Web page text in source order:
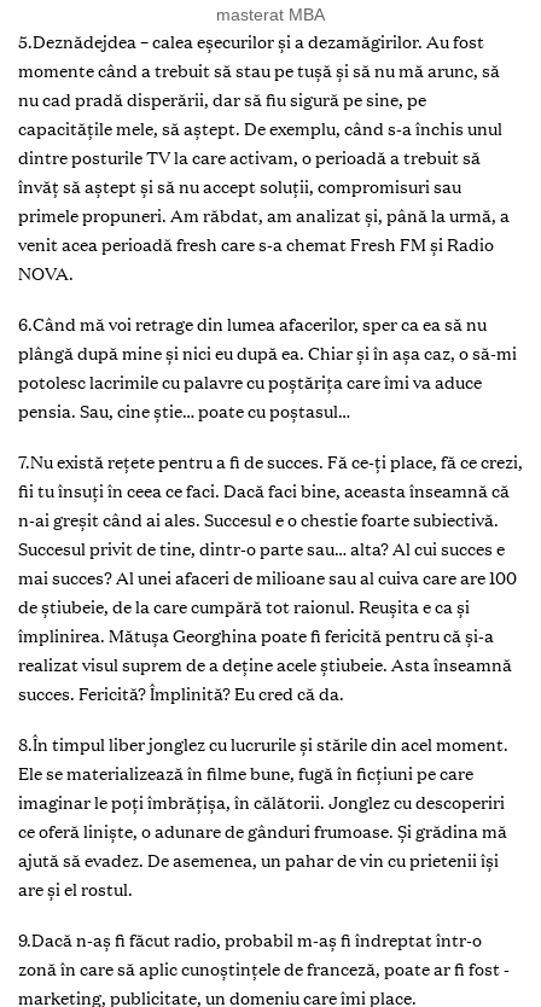
masterat MBA
5.Deznădejdea – calea eșecurilor și a dezamăgirilor. Au fost
momente când a trebuit să stau pe tușă și să nu mă arunc, să
nu cad pradă disperării, dar să fiu sigură pe sine, pe
capacitățile mele, să aștept. De exemplu, când s-a închis unul
dintre posturile TV la care activam, o perioadă a trebuit să
învăț să aștept și să nu accept soluții, compromisuri sau
primele propuneri. Am răbdat, am analizat și, până la urmă, a
venit acea perioadă fresh care s-a chemat Fresh FM și Radio
NOVA.
6.Când mă voi retrage din lumea afacerilor, sper ca ea să nu
plângă după mine şi nici eu după ea. Chiar şi în aşa caz, o să-mi
potolesc lacrimile cu palavre cu poştăriţa care îmi va aduce
pensia. Sau, cine ştie… poate cu poştasul…
7.Nu există rețete pentru a fi de succes. Fă ce-ți place, fă ce crezi,
fii tu însuți în ceea ce faci. Dacă faci bine, aceasta înseamnă că
n-ai greșit când ai ales. Succesul e o chestie foarte subiectivă.
Succesul privit de tine, dintr-o parte sau… alta? Al cui succes e
mai succes? Al unei afaceri de milioane sau al cuiva care are 100
de știubeie, de la care cumpără tot raionul. Reuşita e ca și
împlinirea. Mătușa Georghina poate fi fericită pentru că şi-a
realizat visul suprem de a deține acele știubeie. Asta înseamnă
succes. Fericită? Împlinită? Eu cred că da.
8.În timpul liber jonglez cu lucrurile și stările din acel moment.
Ele se materializează în filme bune, fugă în ficțiuni pe care
imaginar le poți îmbrățișa, în călătorii. Jonglez cu descoperiri
ce oferă liniște, o adunare de gânduri frumoase. Și grădina mă
ajută să evadez. De asemenea, un pahar de vin cu prietenii își
are și el rostul.
9.Dacă n-aș fi făcut radio, probabil m-aș fi îndreptat într-o
zonă în care să aplic cunoștințele de franceză, poate ar fi fost ­
marketing, publicitate, un domeniu care îmi place.